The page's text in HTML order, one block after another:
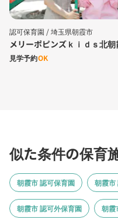
認可保育園 /埼玉県朝霞市
メリーポピンズｋｉｄｓ北
見学予約OK
似た条件の保育
朝霞市 認可保育園 朝霞市
朝霞市 認可外保育園 朝霞